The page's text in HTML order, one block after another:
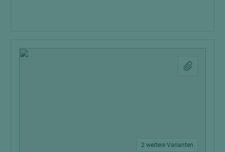
2 weitere Varianten